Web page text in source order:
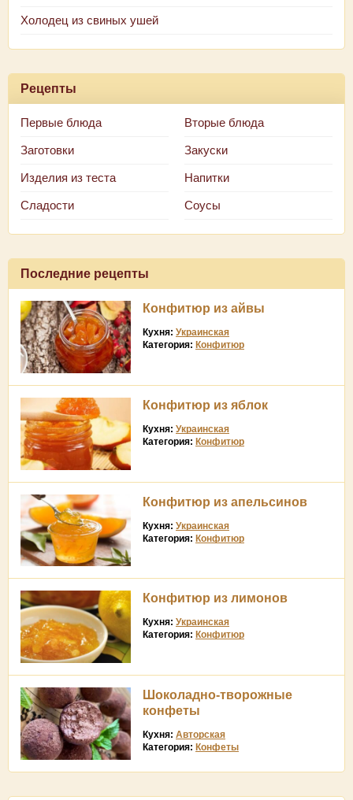
Холодец из свиных ушей
Рецепты
Первые блюда Вторые блюда
Заготовки Закуски
Изделия из теста Напитки
Сладости Соусы
Последние рецепты
Конфитюр из айвы
Кухня: Украинская
Категория: Конфитюр
Конфитюр из яблок
Кухня: Украинская
Категория: Конфитюр
Конфитюр из апельсинов
Кухня: Украинская
Категория: Конфитюр
Конфитюр из лимонов
Кухня: Украинская
Категория: Конфитюр
Шоколадно-творожные
конфеты
Кухня: Авторская
Категория: Конфеты